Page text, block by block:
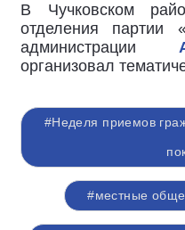
В Чучковском
отделения партии
администрации
организовал
#Неделя приемов
#местные